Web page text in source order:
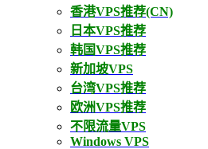
香港VPS推荐(CN)
日本VPS推荐
韩国VPS推荐
新加坡VPS
台湾VPS推荐
欧洲VPS推荐
不限流量VPS
Windows VPS